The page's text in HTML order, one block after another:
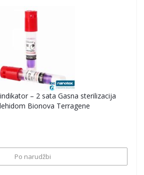
– 2 sata Gasna sterilizacija
Bionova Terragene
Po narudžbi